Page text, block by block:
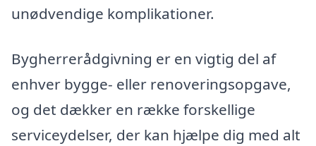
unødvendige komplikationer.
Bygherrerådgivning er en vigtig del af
enhver bygge- eller renoveringsopgave,
og det dækker en række forskellige
serviceydelser, der kan hjælpe dig med alt